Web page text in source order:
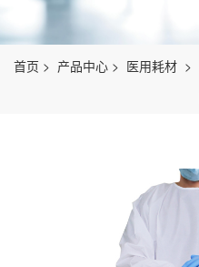
首页 产品中心 医用耗材